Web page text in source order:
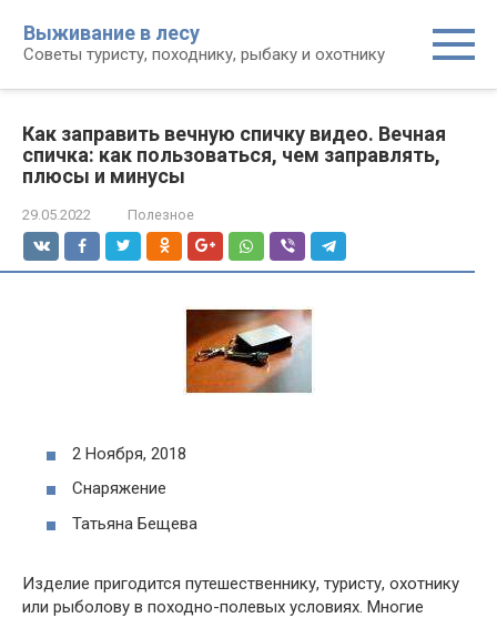
контенту
Выживание в лесу
Советы туристу, походнику, рыбаку и охотнику
Как заправить вечную спичку видео. Вечная
спичка: как пользоваться, чем заправлять,
плюсы и минусы
29.05.2022 Полезное
2 Ноября, 2018
Снаряжение
Татьяна Бещева
Изделие пригодится путешественнику, туристу, охотнику
или рыболову в походно-полевых условиях. Многие